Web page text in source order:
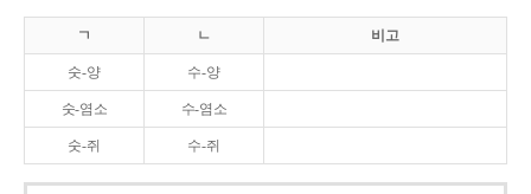
ㄱ ㄴ 비고
숫-양 수-양
숫-염소 수-염소
숫-쥐 수-쥐